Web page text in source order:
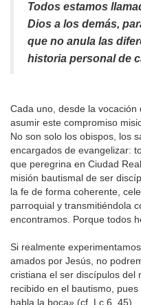
Todos estamos
Dios a los demás,
que no anula las
historia personal de
Cada uno, desde la
asumir este compromiso
No son solo los obispos, los
encargados de evangelizar:
que peregrina en Ciudad
misión bautismal de ser
la fe de forma coherente,
parroquial y transmitiéndola
encontramos. Porque todos
Si realmente
amados por Jesús, no
cristiana el ser discípulos del
recibido en el bautismo,
habla la boca» (cf. Lc 6, 45).